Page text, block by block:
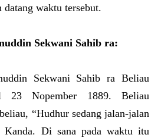
datang waktu tersebut.
Sekwani Sahib ra:
Sekwani Sahib ra Beliau
23 Nopember 1889. Beliau
“Hudhur sedang jalan-jalan
Kanda. Di sana pada waktu itu